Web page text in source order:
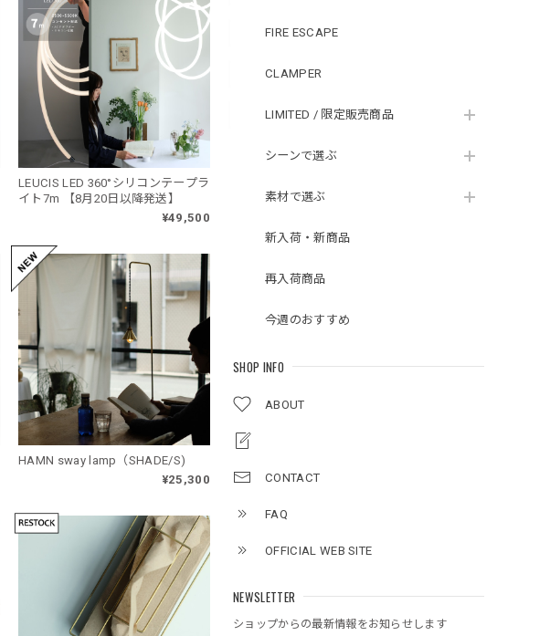
FIRE ESCAPE
CLAMPER
LIMITED / 限定販売商品
シーンで選ぶ
素材で選ぶ
新入荷・新商品
再入荷商品
今週のおすすめ
SHOP INFO
ABOUT
CONTACT
FAQ
OFFICIAL WEB SITE
NEWSLETTER
ショップからの最新情報をお知らせします
LEUCIS LED 360°シリコンテープラ
イト7m 【8月20日以降発送】
¥49,500
HAMN sway lamp（SHADE/S)
¥25,300